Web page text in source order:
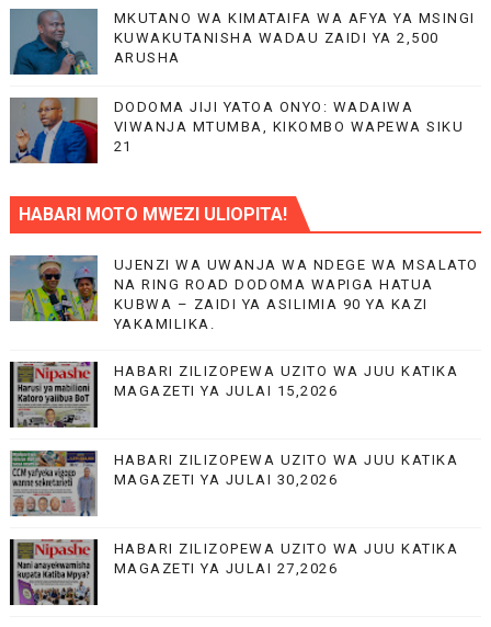
MKUTANO WA KIMATAIFA WA AFYA YA MSINGI
KUWAKUTANISHA WADAU ZAIDI YA 2,500
ARUSHA
DODOMA JIJI YATOA ONYO: WADAIWA
VIWANJA MTUMBA, KIKOMBO WAPEWA SIKU
21
HABARI MOTO MWEZI ULIOPITA!
UJENZI WA UWANJA WA NDEGE WA MSALATO
NA RING ROAD DODOMA WAPIGA HATUA
KUBWA – ZAIDI YA ASILIMIA 90 YA KAZI
YAKAMILIKA.
HABARI ZILIZOPEWA UZITO WA JUU KATIKA
MAGAZETI YA JULAI 15,2026
HABARI ZILIZOPEWA UZITO WA JUU KATIKA
MAGAZETI YA JULAI 30,2026
HABARI ZILIZOPEWA UZITO WA JUU KATIKA
MAGAZETI YA JULAI 27,2026